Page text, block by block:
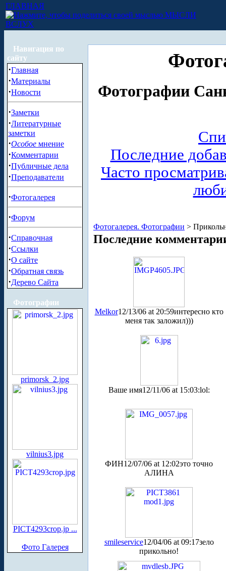
ГЛАВНАЯ
МЫСЛИ
ВСЛУХ
Навигация по
сайту
·Главная
·Материалы
·Новости
·Заметки
·Литературные
заметки
·Особое мнение
·Комментарии
·Публичные дела
·Преподаватели
·Фотогалерея
·Форум
·Справочная
·Ссылки
·О сайте
·Обратная связь
·Дерево Сайта
Фотографии
primorsk_2.jpg
vilnius3.jpg
PICT4293crop.jp ...
Фото Галерея
Фотографии
Последние
Часто
Фотогалерея. Фотографии >
Последние
Melkor12/13/06 at 20:59интересно кто
меня так заложил)))
Ваше имя12/11/06 at 15:03:lol:
ФИН12/07/06 at 12:02это точно
АЛИНА
smileservice12/04/06 at 09:17зело
прикольно!